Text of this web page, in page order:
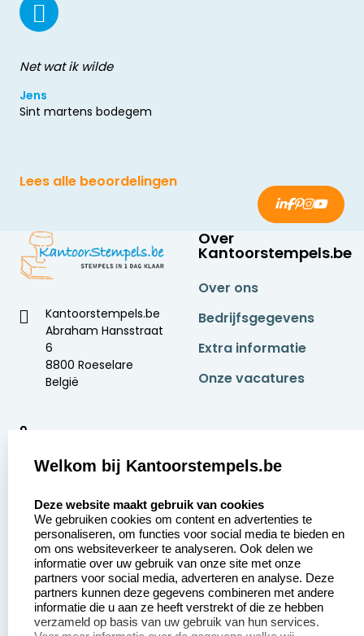
Net wat ik wilde
Jens
Sint martens bodegem
Lees alle beoordelingen
Kantoorstempels.be
Abraham Hansstraat
6
8800 Roeselare
België
9
Over
Kantoorstempels.be
Over ons
Bedrijfsgegevens
Extra informatie
Onze vacatures
Aanvraag op maat
Betaling &
Verzending
Wederverkoper
worden
Contact opnemen
Veel gestelde vragen
Retourneren
Herroepingsrecht
Welkom bij Kantoorstempels.be
Deze website maakt gebruik van cookies
We gebruiken cookies om content en advertenties te
personaliseren, om functies voor social media te bieden en
om ons websiteverkeer te analyseren. Ook delen we
informatie over uw gebruik van onze site met onze
partners voor social media, adverteren en analyse. Deze
partners kunnen deze gegevens combineren met andere
informatie die u aan ze heeft verstrekt of die ze hebben
verzameld op basis van uw gebruik van hun services.